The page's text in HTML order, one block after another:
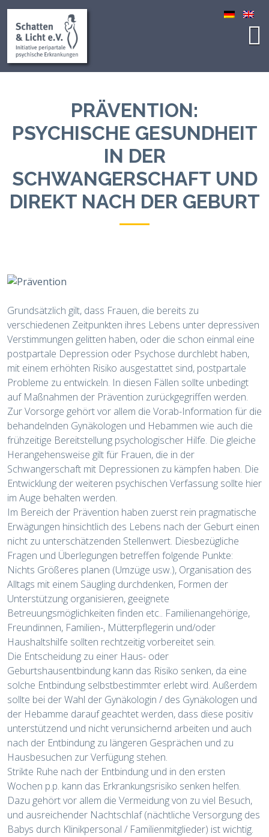
PRÄVENTION:
PSYCHISCHE GESUNDHEIT
IN DER
SCHWANGERSCHAFT UND
DIREKT NACH DER GEBURT
Grundsätzlich gilt, dass Frauen, die bereits zu
verschiedenen Zeitpunkten ihres Lebens unter depressiven
Verstimmungen gelitten haben, oder die schon einmal eine
postpartale Depression oder Psychose durchlebt haben,
mit einem erhöhten Risiko ausgestattet sind, postpartale
Probleme zu entwickeln. In diesen Fällen sollte unbedingt
auf Maßnahmen der Prävention zurückgegriffen werden.
Zur Vorsorge gehört vor allem die Vorab-Information für die
behandelnden Gynäkologen und Hebammen wie auch die
frühzeitige Bereitstellung psychologischer Hilfe. Die gleiche
Herangehensweise gilt für Frauen, die in der
Schwangerschaft mit Depressionen zu kämpfen haben. Die
Entwicklung der weiteren psychischen Verfassung sollte hier
im Auge behalten werden.
Im Bereich der Prävention haben zuerst rein pragmatische
Erwägungen hinsichtlich des Lebens nach der Geburt einen
nicht zu unterschätzenden Stellenwert. Diesbezügliche
Fragen und Überlegungen betreffen folgende Punkte:
Nichts Größeres planen (Umzüge usw.), Organisation des
Alltags mit einem Säugling durchdenken, Formen der
Unterstützung organisieren, geeignete
Betreuungsmöglichkeiten finden etc.. Familienangehörige,
Freundinnen, Familien-, Mütterpflegerin und/oder
Haushaltshilfe sollten rechtzeitig vorbereitet sein.
Die Entscheidung zu einer Haus- oder
Geburtshausentbindung kann das Risiko senken, da eine
solche Entbindung selbstbestimmter erlebt wird. Außerdem
sollte bei der Wahl der Gynäkologin / des Gynäkologen und
der Hebamme darauf geachtet werden, dass diese positiv
unterstützend und nicht verunsichernd arbeiten und auch
nach der Entbindung zu längeren Gesprächen und zu
Hausbesuchen zur Verfügung stehen.
Strikte Ruhe nach der Entbindung und in den ersten
Wochen p.p. kann das Erkrankungsrisiko senken helfen.
Dazu gehört vor allem die Vermeidung von zu viel Besuch,
und ausreichender Nachtschlaf (nächtliche Versorgung des
Babys durch Klinikpersonal / Familienmitglieder) ist wichtig.